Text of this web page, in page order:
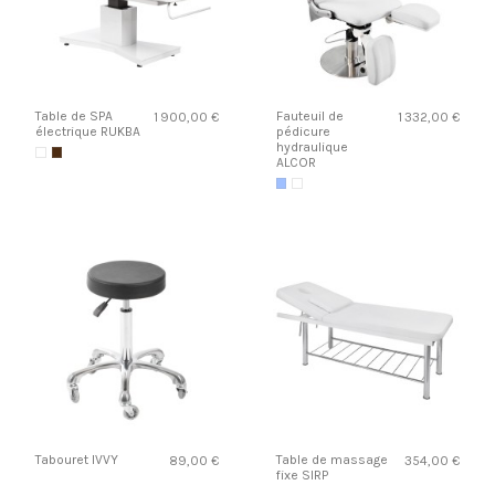
Table de SPA
électrique RUKBA
1 900,00 €
Fauteuil de
pédicure
hydraulique
ALCOR
1 332,00 €
Tabouret IVVY 89,00 €
Table de massage
fixe SIRP
354,00 €